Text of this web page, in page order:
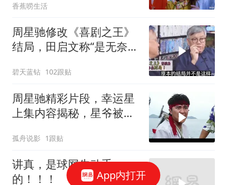
香蕉唠生活
周星驰修改《喜剧之王》
结局，田启文称“是无奈之
碧天蓝钻 102跟贴
周星驰精彩片段，幸运星
上集内容揭秘，星爷被黑
孤舟说影 1跟贴
讲真，是球网先动手
的！！！
App内打开